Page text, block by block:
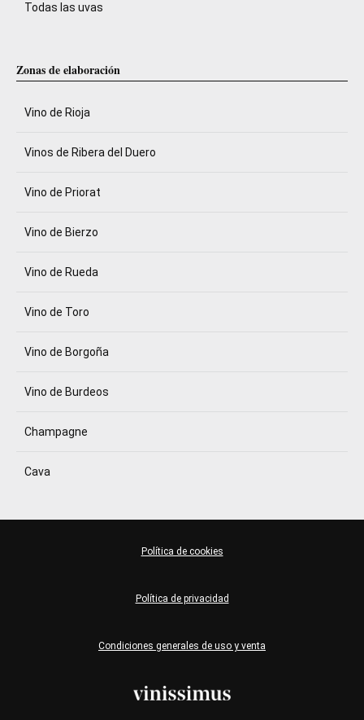
Todas las uvas
Zonas de elaboración
Vino de Rioja
Vinos de Ribera del Duero
Vino de Priorat
Vino de Bierzo
Vino de Rueda
Vino de Toro
Vino de Borgoña
Vino de Burdeos
Champagne
Cava
Condiciones generales de uso y venta
Política de privacidad
Política de cookies